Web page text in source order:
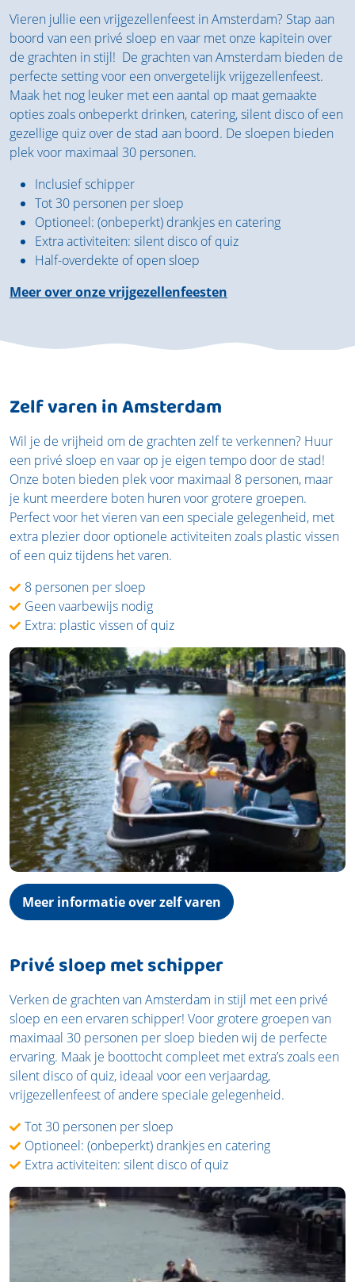
Vieren jullie een vrijgezellenfeest in Amsterdam? Stap aan
boord van een privé sloep en vaar met onze kapitein over
de grachten in stijl! De grachten van Amsterdam bieden de
perfecte setting voor een onvergetelijk vrijgezellenfeest.
Maak het nog leuker met een aantal op maat gemaakte
opties zoals onbeperkt drinken, catering, silent disco of een
gezellige quiz over de stad aan boord. De sloepen bieden
plek voor maximaal 30 personen.
Inclusief schipper
Tot 30 personen per sloep
Optioneel: (onbeperkt) drankjes en catering
Extra activiteiten: silent disco of quiz
Half-overdekte of open sloep
Meer over onze vrijgezellenfeesten
Zelf varen in Amsterdam
Wil je de vrijheid om de grachten zelf te verkennen? Huur
een privé sloep en vaar op je eigen tempo door de stad!
Onze boten bieden plek voor maximaal 8 personen, maar
je kunt meerdere boten huren voor grotere groepen.
Perfect voor het vieren van een speciale gelegenheid, met
extra plezier door optionele activiteiten zoals plastic vissen
of een quiz tijdens het varen.
8 personen per sloep
Geen vaarbewijs nodig
Extra: plastic vissen of quiz
Meer informatie over zelf varen
Privé sloep met schipper
Verken de grachten van Amsterdam in stijl met een privé
sloep en een ervaren schipper! Voor grotere groepen van
maximaal 30 personen per sloep bieden wij de perfecte
ervaring. Maak je boottocht compleet met extra’s zoals een
silent disco of quiz, ideaal voor een verjaardag,
vrijgezellenfeest of andere speciale gelegenheid.
Tot 30 personen per sloep
Optioneel: (onbeperkt) drankjes en catering
Extra activiteiten: silent disco of quiz